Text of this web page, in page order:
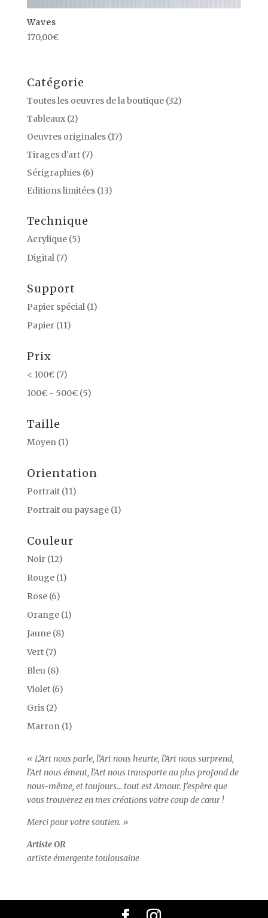
Waves
170,00€
Catégorie
Toutes les oeuvres de la boutique (32)
Tableaux (2)
Oeuvres originales (17)
Tirages d'art (7)
Sérigraphies (6)
Editions limitées (13)
Technique
Acrylique (5)
Digital (7)
Support
Papier spécial (1)
Papier (11)
Prix
< 100€ (7)
100€ - 500€ (5)
Taille
Moyen (1)
Orientation
Portrait (11)
Portrait ou paysage (1)
Couleur
Noir (12)
Rouge (1)
Rose (6)
Orange (1)
Jaune (8)
Vert (7)
Bleu (8)
Violet (6)
Gris (2)
Marron (1)
« L’Art nous parle, l’Art nous heurte, l’Art nous surprend,
l’Art nous émeut, l’Art nous transporte au plus profond de
nous-même, et toujours… tout est Amour. J’espère que
vous trouverez en mes créations votre coup de cœur !
Merci pour votre soutien. »
Artiste OR
artiste émergente toulousaine